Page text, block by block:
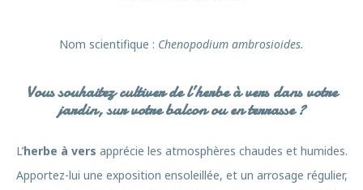
Nom scientifique : Chenopodium ambrosioides.
Vous souhaitez cultiver de l’herbe à vers dans votre
jardin, sur votre balcon ou en terrasse ?
L’herbe à vers apprécie les atmosphères chaudes et humides.
Apportez-lui une exposition ensoleillée, et un arrosage régulier,